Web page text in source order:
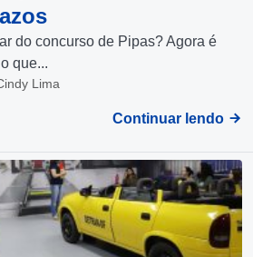
do concurso de Pipas? Agora é
que...
Lima
Continuar lendo